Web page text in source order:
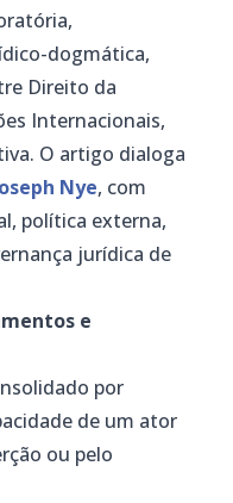
dogmática,
Direito da
Internacionais,
O artigo dialoga
Nye, com
política externa,
jurídica de
e
por
de um ator
ou pelo